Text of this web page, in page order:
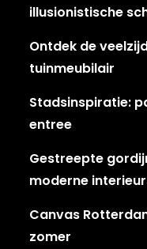
illusionistische
Ontdek de
tuinmeubilair
Stadsinspiratie:
entree
Gestreepte
moderne
Canvas
zomer